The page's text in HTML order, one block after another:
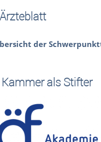
der
Kammer als Stifter